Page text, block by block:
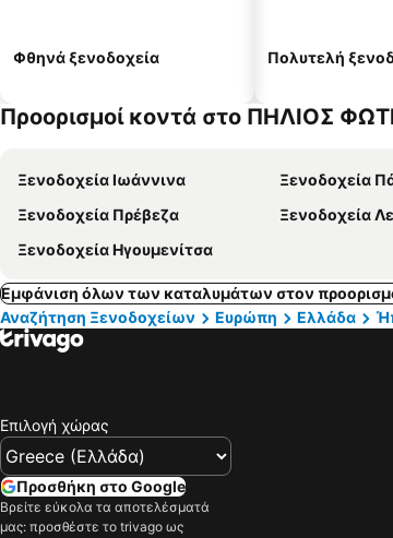
Φθηνά ξενοδοχεία Πολυτελή
Προορισμοί κοντά στο ΠΗΛΙΟΣ
Ξενοδοχεία Ιωάννινα Ξενοδοχεία
Ξενοδοχεία Πρέβεζα
Ξενοδοχεία
Ξενοδοχεία Ηγουμενίτσα
Εμφάνιση όλων των καταλυμάτων στον
Αναζήτηση Ξενοδοχείων
Ευρώπη Ελλάδα
Επιλογή χώρας
Προσθήκη στο Google
Βρείτε εύκολα τα αποτελέσματά
μας: προσθέστε το trivago ως